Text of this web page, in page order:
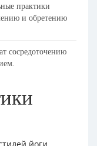
практики
и обретению
сосредоточению